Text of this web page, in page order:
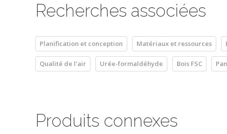
Recherches associées
Planification et conception Matériaux et ressources
Qualité de l'air Urée-formaldéhyde Bois FSC
Produits connexes